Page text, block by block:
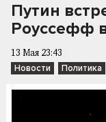
Путин
Роуссефф
13 Мая 23:43
Новости Политика